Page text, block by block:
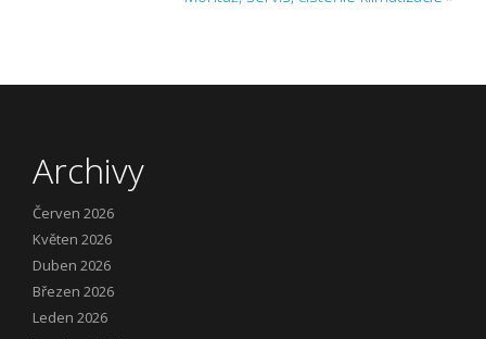
Archivy
Červen 2026
Květen 2026
Duben 2026
Březen 2026
Leden 2026